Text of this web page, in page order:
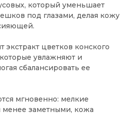
который уменьшает
под глазами, делая кожу
экстракт цветков конского
увлажняют и
сбалансировать ее
мгновенно: мелкие
менее заметными, кожа